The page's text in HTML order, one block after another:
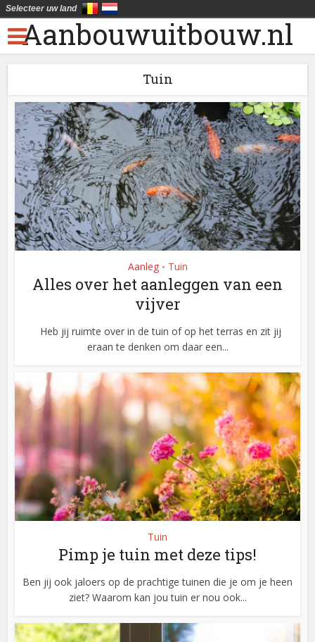
Aanbouwuitbouw.nl
Tuin
Aanleg • Tuin
Alles over het aanleggen van een
vijver
Heb jij ruimte over in de tuin of op het terras en zit jij
eraan te denken om daar een...
Tuin
Pimp je tuin met deze tips!
Ben jij ook jaloers op de prachtige tuinen die je om je heen
ziet? Waarom kan jou tuin er nou ook...
Selecteer uw land